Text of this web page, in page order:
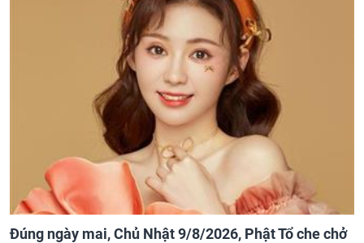
Đúng ngày mai, Chủ Nhật 9/8/2026, Phật Tổ che chở